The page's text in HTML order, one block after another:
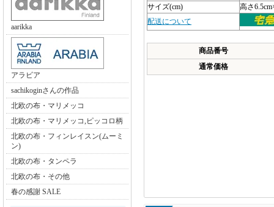
aarikka
アラビア
sachikoginさんの作品
北欧の布・マリメッコ
北欧の布・マリメッコ,ピッコロ柄
北欧の布・フィンレイスン(ムーミ
ン)
北欧の布・タンペラ
北欧の布・その他
春の感謝 SALE
サイズ(cm)
高さ
配送について
商品番号
通常価格